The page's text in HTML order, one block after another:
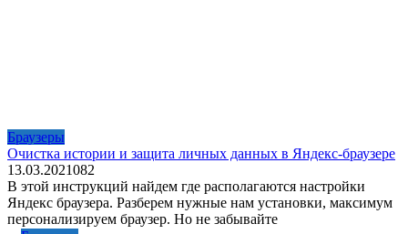
Браузеры
Очистка истории и защита личных данных в Яндекс-браузере
13.03.2021082
В этой инструкций найдем где располагаются настройки
Яндекс браузера. Разберем нужные нам установки, максимум
персонализируем браузер. Но не забывайте